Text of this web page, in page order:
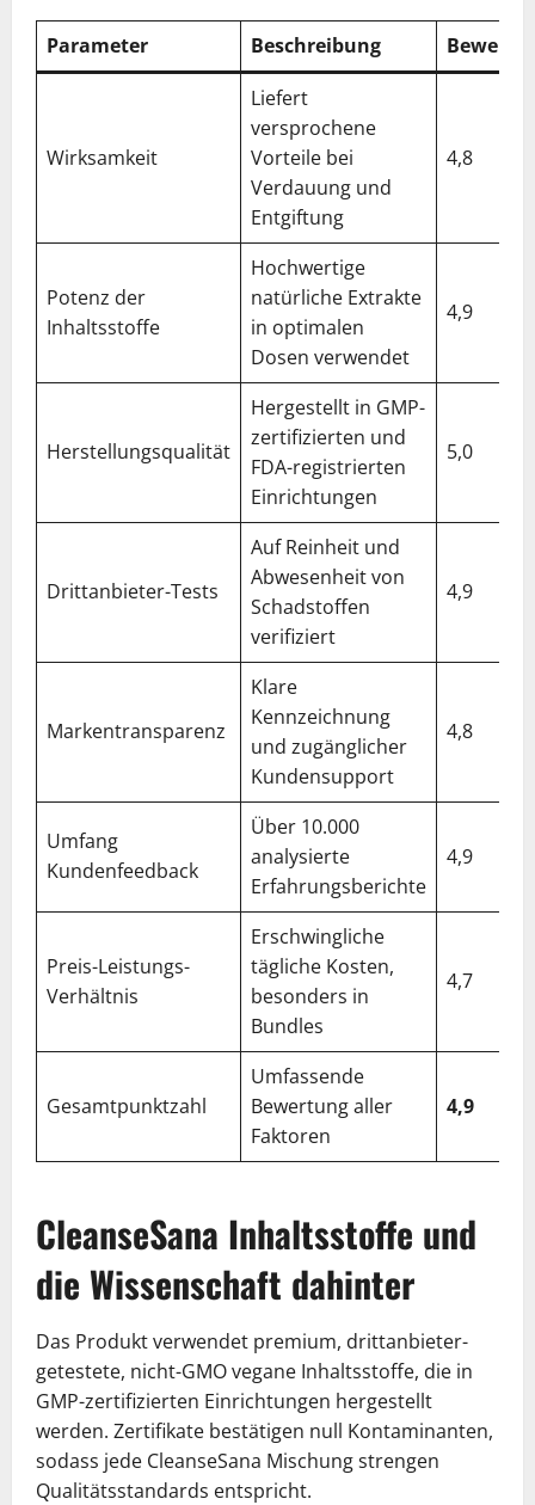
Parameter Beschreibung
Wirksamkeit
Liefert
versprochene
Vorteile bei
Verdauung und
Entgiftung
4,8
Potenz der
Inhaltsstoffe
Hochwertige
natürliche Extrakte
in optimalen
Dosen verwendet
4,9
Herstellungsqualität
Hergestellt in GMP-
zertifizierten und
FDA-registrierten
Einrichtungen
5,0
Drittanbieter-Tests
Auf Reinheit und
Abwesenheit von
Schadstoffen
verifiziert
4,9
Markentransparenz
Klare
Kennzeichnung
und zugänglicher
Kundensupport
4,8
Umfang
Kundenfeedback
Über 10.000
analysierte
Erfahrungsberichte
4,9
Preis-Leistungs-
Verhältnis
Erschwingliche
tägliche Kosten,
besonders in
Bundles
4,7
Gesamtpunktzahl
Umfassende
Bewertung aller
Faktoren
4,9
CleanseSana Inhaltsstoffe und
die Wissenschaft dahinter
Das Produkt verwendet premium, drittanbieter-
getestete, nicht-GMO vegane Inhaltsstoffe, die in
GMP-zertifizierten Einrichtungen hergestellt
werden. Zertifikate bestätigen null Kontaminanten,
sodass jede CleanseSana Mischung strengen
Qualitätsstandards entspricht.